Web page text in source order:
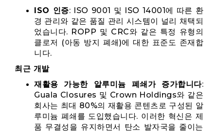
ISO 인증: ISO 9001 및 ISO 14001에 따른 환
경 관리와 같은 품질 관리 시스템이 널리 채택되
었습니다. ROPP 및 CRC와 같은 특정 유형의
클로저 (아동 방지 폐쇄)에 대한 표준도 존재합
니다.
최근 개발
재활용 가능한 알루미늄 폐쇄가 증가합니다:
Guala Closures 및 Crown Holdings와 같은
회사는 최대 80%의 재활용 콘텐츠로 구성된 알
루미늄 폐쇄를 도입했습니다. 이러한 혁신은 제
품 무결성을 유지하면서 탄소 발자국을 줄이는